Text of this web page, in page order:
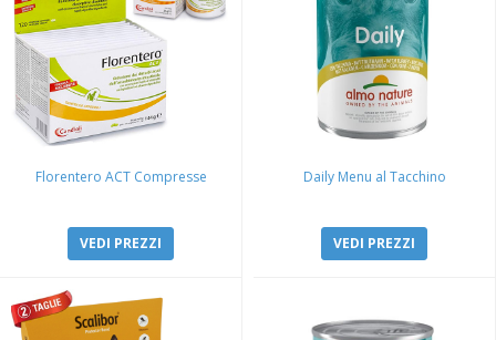
Florentero ACT Compresse
VEDI PREZZI
Daily Menu al Tacchino
VEDI PREZZI